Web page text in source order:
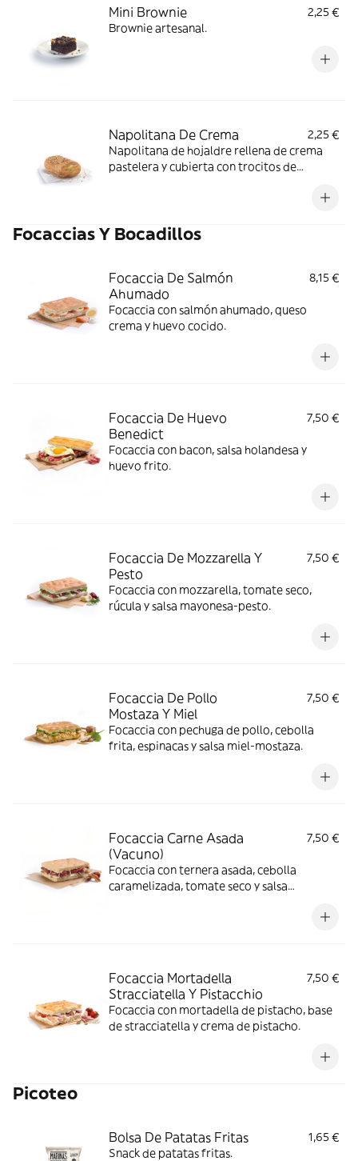
Mini Brownie
2,25 €
Brownie artesanal.
Napolitana De Crema
2,25 €
Napolitana de hojaldre rellena de crema
pastelera y cubierta con trocitos de
Focaccias Y Bocadillos
Focaccia De Salmón
Ahumado
8,15 €
Focaccia con salmón ahumado, queso
crema y huevo cocido.
Focaccia De Huevo
Benedict
7,50 €
Focaccia con bacon, salsa holandesa y
huevo frito.
Focaccia De Mozzarella Y
Pesto
7,50 €
Focaccia con mozzarella, tomate seco,
rúcula y salsa mayonesa-pesto.
Focaccia De Pollo
Mostaza Y Miel
7,50 €
Focaccia con pechuga de pollo, cebolla
frita, espinacas y salsa miel-mostaza.
Focaccia Carne Asada
(Vacuno)
7,50 €
Focaccia con ternera asada, cebolla
caramelizada, tomate seco y salsa
Focaccia Mortadella
Stracciatella Y Pistacchio
7,50 €
Focaccia con mortadella de pistacho, base
de stracciatella y crema de pistacho.
Picoteo
Bolsa De Patatas Fritas
1,65 €
Snack de patatas fritas.